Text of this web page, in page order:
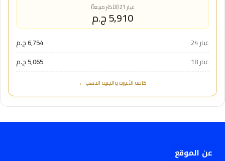
عيار 21 (الأكثر مبيعاً)
5,910 ج.م
عيار 24
6,754 ج.م
عيار 18
5,065 ج.م
كافة الأعيرة والجنيه الذهب ←
عن الموقع